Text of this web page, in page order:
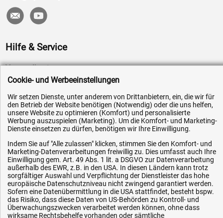
Hilfe & Service
Versandkosten
Zahlungsarten
Service
AGB / Widerrufsrecht
Datenschutz
Impressum
Karriere
OEM-Ersatzteile
Technik-Hilfe
Downloads
Kontakt
Cookie- und Werbeeinstellungen
Wir setzen Dienste, unter anderem von Drittanbietern, ein, die wir für
den Betrieb der Website benötigen (Notwendig) oder die uns helfen,
unsere Website zu optimieren (Komfort) und personalisierte
Werbung auszuspielen (Marketing). Um die Komfort- und Marketing-
Dienste einsetzen zu dürfen, benötigen wir Ihre Einwilligung.
Indem Sie auf "Alle zulassen" klicken, stimmen Sie den Komfort- und
Marketing-Datenverarbeitungen freiwillig zu. Dies umfasst auch Ihre
Einwilligung gem. Art. 49 Abs. 1 lit. a DSGVO zur Datenverarbeitung
außerhalb des EWR, z.B. in den USA. In diesen Ländern kann trotz
sorgfältiger Auswahl und Verpflichtung der Dienstleister das hohe
europäische Datenschutzniveau nicht zwingend garantiert werden.
Sofern eine Datenübermittlung in die USA stattfindet, besteht bspw.
das Risiko, dass diese Daten von US-Behörden zu Kontroll- und
Überwachungszwecken verarbeitet werden können, ohne dass
wirksame Rechtsbehelfe vorhanden oder sämtliche